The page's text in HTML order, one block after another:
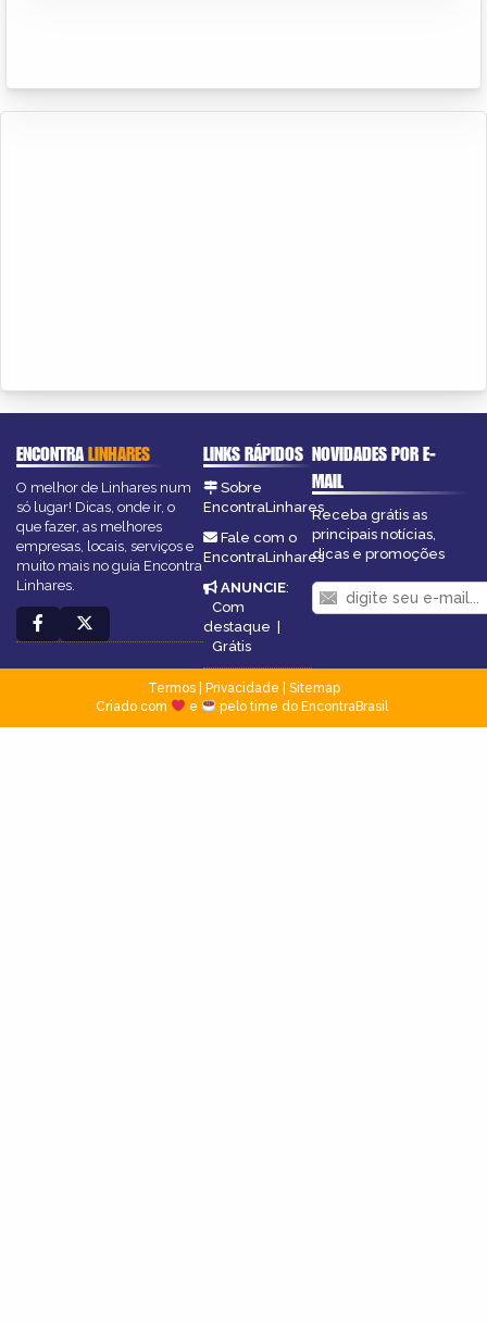
ENCONTRALINHARES
O melhor de Linhares num
só lugar! Dicas, onde ir, o
que fazer, as melhores
empresas, locais, serviços e
muito mais no guia Encontra
Linhares.
LINKS RÁPIDOS
Sobre
EncontraLinhares
Fale com o
EncontraLinhares
ANUNCIE:
Com
destaque |
Grátis
NOVIDADES POR E-
MAIL
Receba grátis as
principais notícias,
dicas e promoções
Termos| Privacidade
Sitemap
Criado com
e pelo time do EncontraBrasil